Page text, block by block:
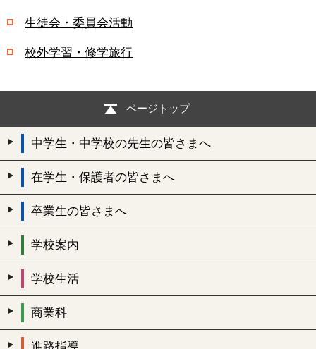
生徒会・委員会活動
校外学習・修学旅行
ページトップ
中学生・中学校の先生の皆さまへ
在学生・保護者の皆さまへ
卒業生の皆さまへ
学校案内
学校生活
商業科